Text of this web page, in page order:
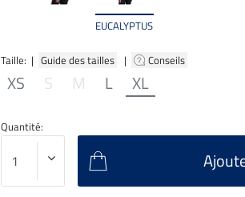
EUCALYPTUS
Taille: | Guide des tailles | Conseils
XS S M L XL
Quantité: